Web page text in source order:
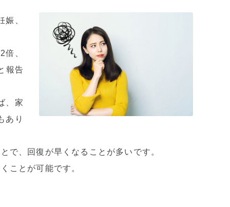
、
、
報告
、家
あり
で、回復が早くなることが多いです。
ことが可能です。